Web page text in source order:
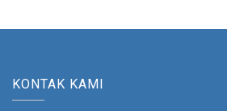
KONTAK KAMI